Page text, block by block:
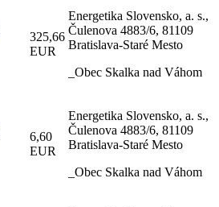
325,66
EUR
Energetika Slovensko, a. s.,
Čulenova 4883/6, 81109
Bratislava-Staré Mesto
_Obec Skalka nad Váhom
6,60
EUR
Energetika Slovensko, a. s.,
Čulenova 4883/6, 81109
Bratislava-Staré Mesto
_Obec Skalka nad Váhom